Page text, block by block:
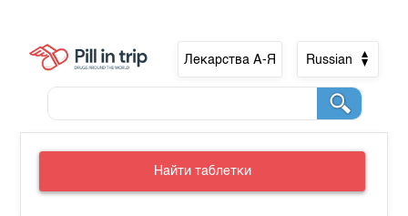
Лекарства А-Я Russian
Найти таблетки